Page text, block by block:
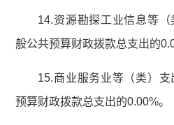
14.资源勘探工业信息等
般公共预算财政拨款总支出的
15.商业服务业等（类）
预算财政拨款总支出的0.00%。